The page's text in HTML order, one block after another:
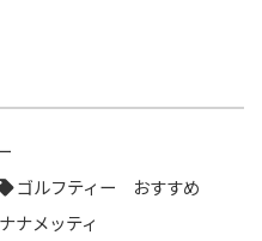
ゴルフティー おすすめ
ナメッティ